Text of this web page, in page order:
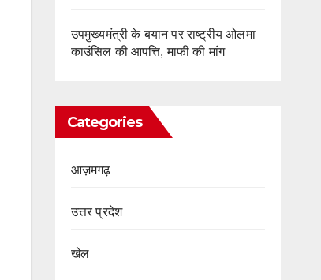
उपमुख्यमंत्री के बयान पर राष्ट्रीय ओलमा
काउंसिल की आपत्ति, माफी की मांग
Categories
आज़मगढ़
उत्तर प्रदेश
खेल